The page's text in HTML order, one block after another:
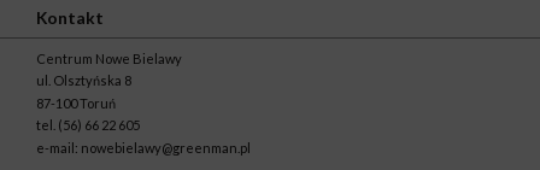
Kontakt
Centrum Nowe Bielawy
ul. Olsztyńska 8
87-100 Toruń
tel. (56) 66 22 605
e-mail: nowebielawy@greenman.pl